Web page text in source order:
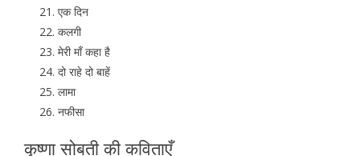
एक दिन
कलगी
मेरी माँ कहा है
दो राहे दो बाहें
लामा
नफीसा
कृष्णा सोबती की कविताएँ